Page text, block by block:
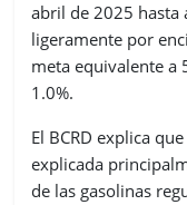
abril de 2025 hasta
ligeramente por
meta equivalente a
1.0%.
El BCRD explica
explicada
de las gasolinas